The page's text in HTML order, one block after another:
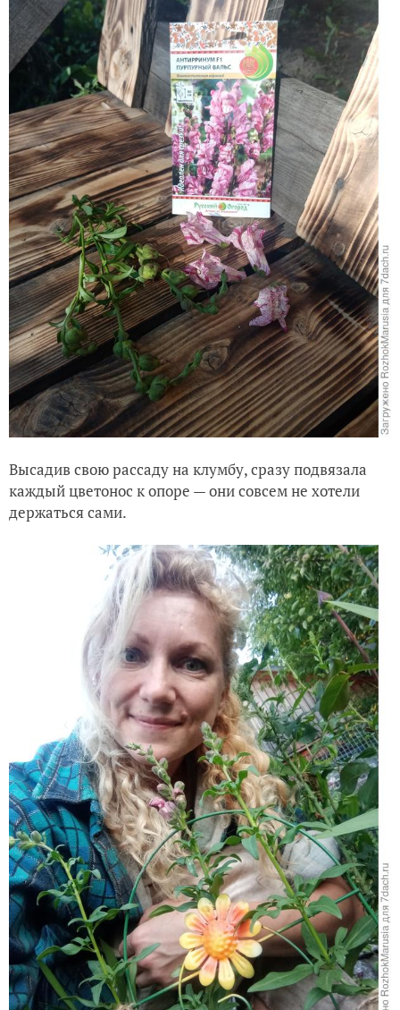
Высадив свою рассаду на клумбу, сразу подвязала
каждый цветонос к опоре — они совсем не хотели
держаться сами.